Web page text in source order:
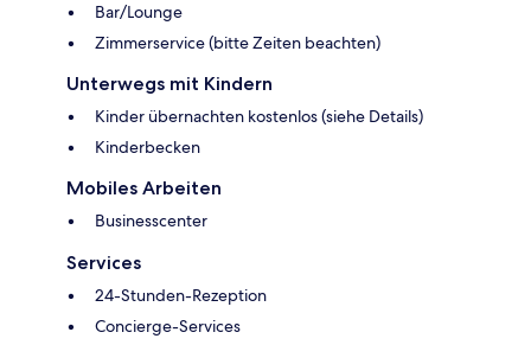
Bar/Lounge
Zimmerservice (bitte Zeiten beachten)
Unterwegs mit Kindern
Kinder übernachten kostenlos (siehe Details)
Kinderbecken
Mobiles Arbeiten
Businesscenter
Services
24-Stunden-Rezeption
Concierge-Services